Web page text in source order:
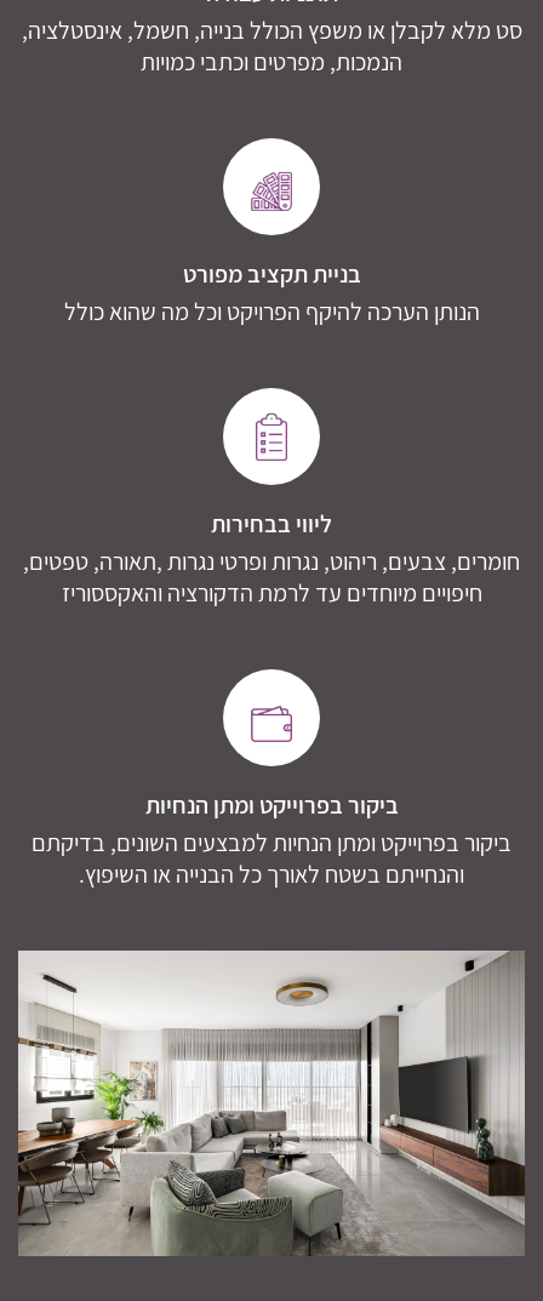
סט מלא לקבלן או משפץ הכולל בנייה, חשמל, אינסטלציה,
הנמכות, מפרטים וכתבי כמויות
בניית תקציב מפורט
הנותן הערכה להיקף הפרויקט וכל מה שהוא כולל
ליווי בבחירות
חומרים, צבעים, ריהוט, נגרות ופרטי נגרות ,תאורה, טפטים,
חיפויים מיוחדים עד לרמת הדקורציה והאקססוריז
ביקור בפרוייקט ומתן הנחיות
ביקור בפרוייקט ומתן הנחיות למבצעים השונים, בדיקתם
והנחייתם בשטח לאורך כל הבנייה או השיפוץ.